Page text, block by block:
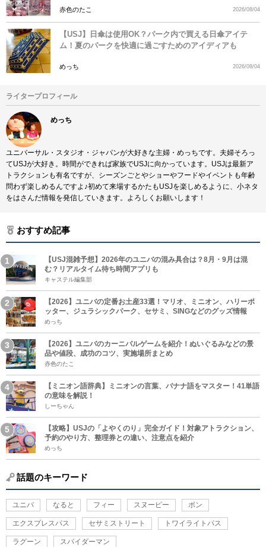
赤色のたこ 2026/08/04
【USJ】日傘は使用OK？パーク内で買える日傘アイテ
ム！夏のパークを快適に過ごすためのアイディアも
めっち 2026/08/04
ライタープロフィール
めっち
ユニバーサル・スタジオ・ジャパンが大好きな主婦・めっちです。夫婦そろっ
てUSJが大好き。時間ができれば家族でUSJに向かっています。USJは最新ア
トラクションも有名ですが、シーズンごとやショーやフードやイベントも年齢
問わず楽しめるんですよ♪初めて来場するかたもUSJを楽しめるように、小ネタ
をはさんだ情報を発信していきます。よろしくお願いします！
おすすめ記事
【USJ混雑予想】2026年のユニバの混み具合は？8月・9月は混
む？リアルタイム待ち時間アプリも
キャステル編集部
【2026】ユニバの定番お土産33選！マリオ、ミニオン、ハリーポ
ッター、ジュラシックパーク、セサミ、SINGなどのグッズ情報
めっち
【2026】ユニバのカーニバルゲームを紹介！ぬいぐるみなどの景
品や値段、成功のコツ、実施場所まとめ
赤色のたこ
【ミニオン語辞典】ミニオンの言葉、バナナ語をマスター！41単語
の意味を解説！
しーちゃん
【攻略】USJの「よやくのり」完全ガイド！対象アトラクション、
予約のやり方、整理券との違い、注意点を紹介
めっち
話題のキーワード
ユニバ なると フィー スヌーピー ボン
エクスプレスパス セサミストリート トワイライトパス
ラグーン スパイダーマン